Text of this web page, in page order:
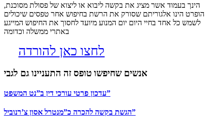
הינך בעמוד אשר מציג את בקשה ליבוא או ליצוא של פסולת מסוכנת,
הופרט הינו אלגוריתם שסורק את הרשת בחיפוש אחר טפסים שיכולים
לשמש כל אחד בחיי היום יום המנוע מיועד לחסוך את החיפוש המייגע
באתרי ממשלה וכדומה
לחצו כאן להורדה
אנשים שחיפשו טופס זה התעניינו גם לגבי
עדכון פרטי עורכי דין ב”נט המשפט”
הגשת בקשה להכרה כ”מנטרל אסון צ’רנוביל”